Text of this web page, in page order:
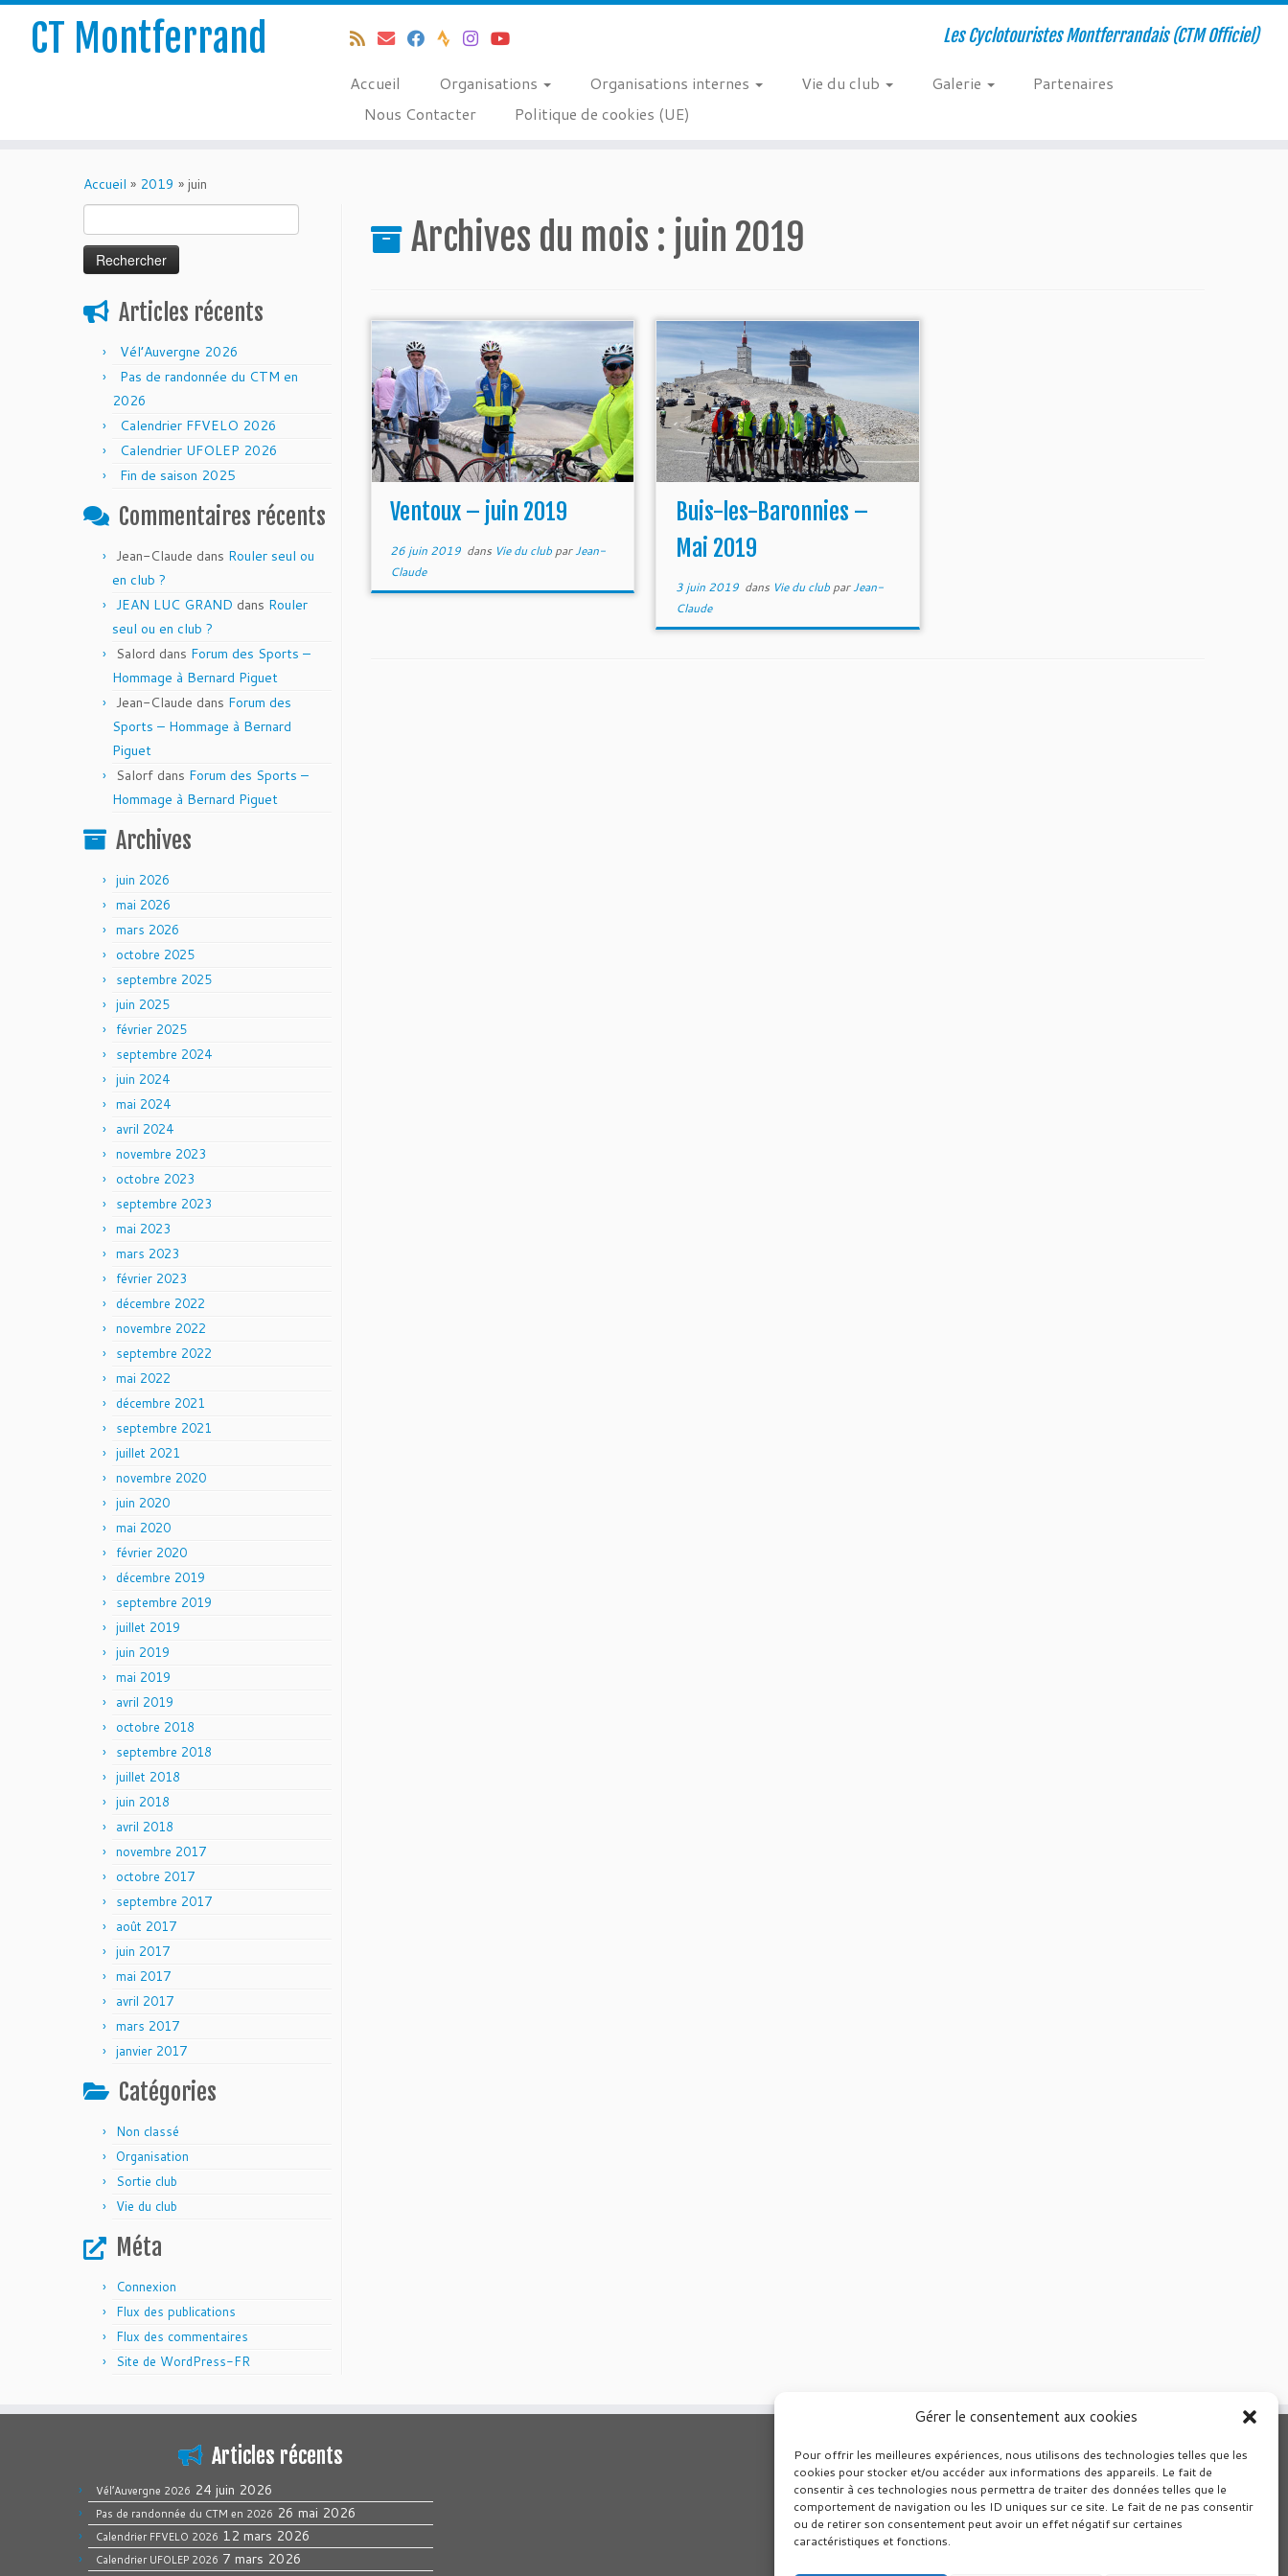
Gérer le consentement aux cookies
Pour offrir les meilleures expériences, nous utilisons des technologies telles que les
cookies pour stocker et/ou accéder aux informations des appareils. Le fait de
consentir à ces technologies nous permettra de traiter des données telles que le
comportement de navigation ou les ID uniques sur ce site. Le fait de ne pas consentir
ou de retirer son consentement peut avoir un effet négatif sur certaines
caractéristiques et fonctions.
CT Montferrand Les Cyclotouristes Montferrandais (CTM Officiel)
Accueil Organisations Organisations internes Vie du club Galerie
Partenaires
Nous Contacter
Politique de cookies (UE)
Accueil » 2019 » juin
Articles récents
Vél’Auvergne 2026
Pas de randonnée du CTM en
2026
Calendrier FFVELO 2026
Calendrier UFOLEP 2026
Fin de saison 2025
Commentaires récents
Jean-Claude dans Rouler seul ou
en club ?
JEAN LUC GRAND dans Rouler
seul ou en club ?
Salord dans Forum des Sports –
Hommage à Bernard Piguet
Jean-Claude dans Forum des
Sports – Hommage à Bernard
Piguet
Salorf dans Forum des Sports –
Hommage à Bernard Piguet
Archives
juin 2026
mai 2026
mars 2026
octobre 2025
septembre 2025
juin 2025
février 2025
septembre 2024
juin 2024
mai 2024
avril 2024
novembre 2023
octobre 2023
septembre 2023
mai 2023
mars 2023
février 2023
décembre 2022
novembre 2022
septembre 2022
mai 2022
décembre 2021
septembre 2021
juillet 2021
novembre 2020
juin 2020
mai 2020
février 2020
décembre 2019
septembre 2019
juillet 2019
juin 2019
mai 2019
avril 2019
octobre 2018
septembre 2018
juillet 2018
juin 2018
avril 2018
novembre 2017
octobre 2017
septembre 2017
août 2017
juin 2017
mai 2017
avril 2017
mars 2017
janvier 2017
Catégories
Non classé
Organisation
Sortie club
Vie du club
Méta
Connexion
Flux des publications
Flux des commentaires
Site de WordPress-FR
Archives du mois : juin 2019
Ventoux – juin 2019
26 juin 2019 dans Vie du club parJean-
Claude
Buis-les-Baronnies –
Mai 2019
3 juin 2019dans Vie du club parJean-
Claude
Articles récents
Vél’Auvergne 2026 24 juin 2026
Pas de randonnée du CTM en 2026 26 mai 2026
Calendrier FFVELO 2026 12 mars 2026
Calendrier UFOLEP 2026 7 mars 2026